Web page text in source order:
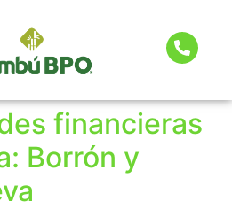
financieras
Borrón y